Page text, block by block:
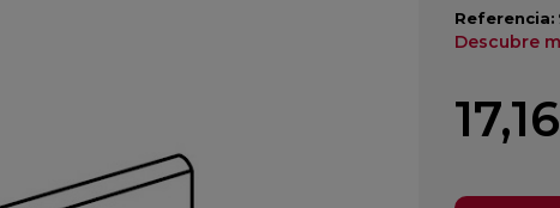
Referencia:
Descubre